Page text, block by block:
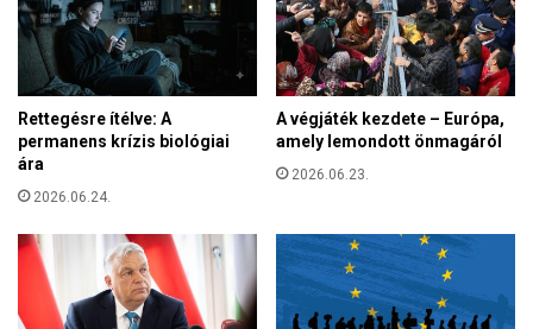
a
m
o
n
a
s
ő
a
l
Rettegésre ítélve: A
permanens krízis biológiai
ára
2026.06.24.
A végjáték kezdete – Európa,
amely lemondott önmagáról
2026.06.23.